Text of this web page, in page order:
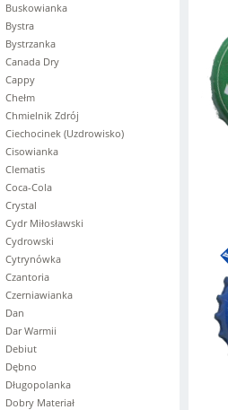
Buskowianka
Bystra
Bystrzanka
Canada Dry
Cappy
Chełm
Chmielnik Zdrój
Ciechocinek (Uzdrowisko)
Cisowianka
Clematis
Coca-Cola
Crystal
Cydr Miłosławski
Cydrowski
Cytrynówka
Czantoria
Czerniawianka
Dan
Dar Warmii
Debiut
Dębno
Długopolanka
Dobry Materiał